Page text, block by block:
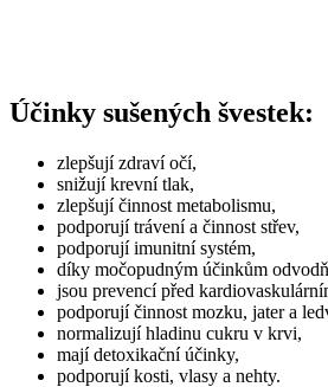
Účinky sušených švestek:
zlepšují zdraví očí,
snižují krevní tlak,
zlepšují činnost metabolismu,
podporují trávení a činnost střev,
podporují imunitní systém,
díky močopudným účinkům
jsou prevencí před
podporují činnost mozku, jater a
normalizují hladinu cukru v krvi,
mají detoxikační účinky,
podporují kosti, vlasy a nehty.